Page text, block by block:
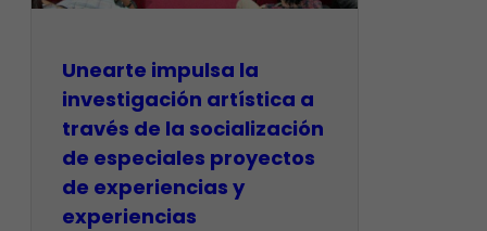
Unearte impulsa la
investigación artística a
través de la socialización
de especiales proyectos
de experiencias y
experiencias